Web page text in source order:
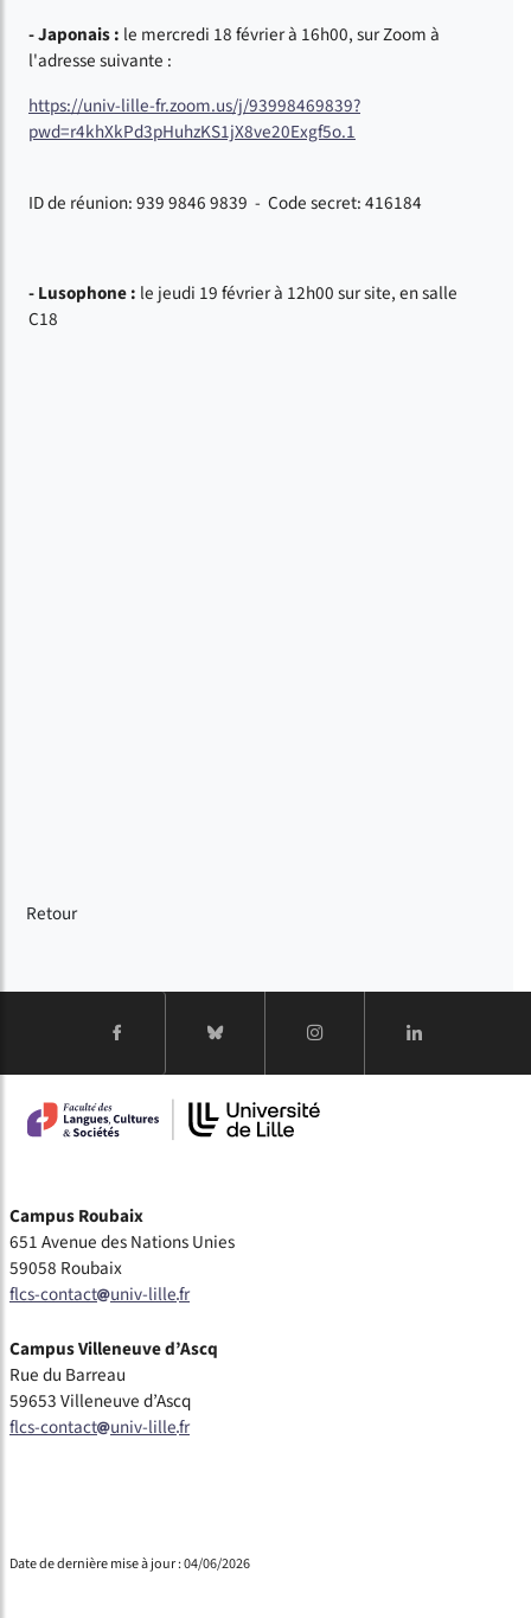
- Japonais : le mercredi 18 février à 16h00, sur Zoom à
l'adresse suivante :
https://univ-lille-fr.zoom.us/j/93998469839?
pwd=r4khXkPd3pHuhzKS1jX8ve20Exgf5o.1
ID de réunion: 939 9846 9839 - Code secret: 416184
- Lusophone: le jeudi 19 février à 12h00 sur site, en salle
C18
Retour
Campus Roubaix
651 Avenue des Nations Unies
59058 Roubaix
flcs-contact univ-lillefr
Campus Villeneuve d’Ascq
Rue du Barreau
59653 Villeneuve d’Ascq
flcs-contact univ-lillefr
Date de dernière mise à jour : 04/06/2026